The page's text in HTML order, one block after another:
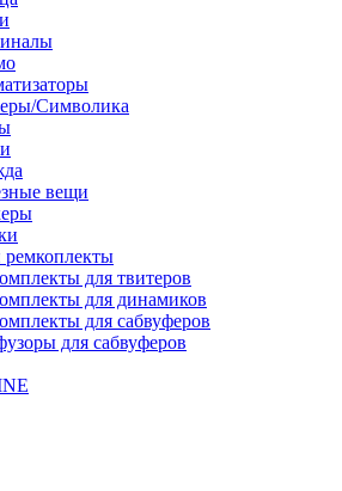
Символика
вещи
ремкоплекты
для твитеров
для динамиков
для сабвуферов
для сабвуферов